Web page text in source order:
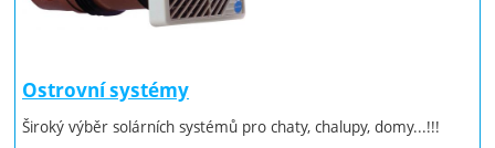
Ostrovní systémy
Široký výběr solárních systémů pro chaty, chalupy, domy...!!!